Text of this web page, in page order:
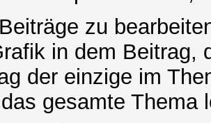
zu
in dem Beitrag,
der einzige im
gesamte Thema